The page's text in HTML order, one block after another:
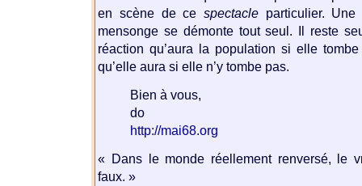
en scène de cespectacle particulier.
mensonge se démonte tout seul. Il reste
réaction qu’aura la population si elle
qu’elle aura si elle n’y tombe pas.
Bien à vous,
do
http://mai68.org
« Dans le monde réellement renversé, le
faux. »